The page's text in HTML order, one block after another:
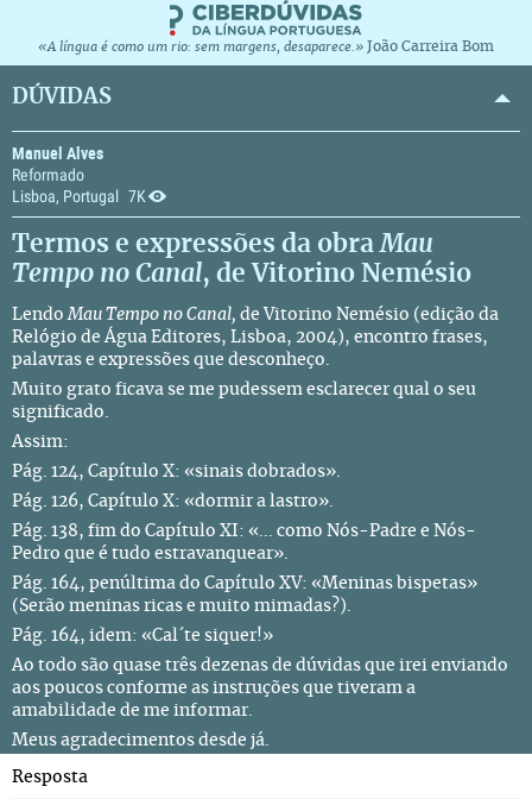
«A língua é como um rio: sem margens, desaparece.» João Carreira Bom
DÚVIDAS
Manuel Alves
Reformado
Lisboa, Portugal 7K
Termos e expressões da obra Mau
Tempo no Canal, de Vitorino Nemésio
LendoMau Tempo no Canal, de Vitorino Nemésio (edição da
Relógio de Água Editores, Lisboa, 2004), encontro frases,
palavras e expressões que desconheço.
Muito grato ficava se me pudessem esclarecer qual o seu
significado.
Assim:
Pág. 124, Capítulo X: «sinais dobrados».
Pág. 126, Capítulo X: «dormir a lastro».
Pág. 138, fim do Capítulo XI: «... como Nós-Padre e Nós-
Pedro que é tudo estravanquear».
Pág. 164, penúltima do Capítulo XV: «Meninas bispetas»
(Serão meninas ricas e muito mimadas?).
Pág. 164, idem: «Cal´te siquer!»
Ao todo são quase três dezenas de dúvidas que irei enviando
aos poucos conforme as instruções que tiveram a
amabilidade de me informar.
Meus agradecimentos desde já.
Resposta